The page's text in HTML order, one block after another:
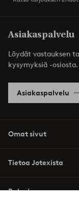
Asiakaspalvelu
Löydät vastauksen
kysymyksiä -
Asiakaspalvelu
Omat sivut
Tietoa Jotexista
Palvelumme